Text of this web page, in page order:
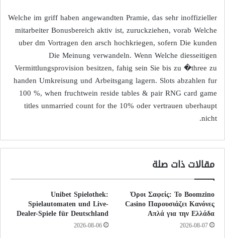
Welche im griff haben angewandten Pramie, das sehr inoffizieller
mitarbeiter Bonusbereich aktiv ist, zuruckziehen, vorab Welche
uber dm Vortragen den arsch hochkriegen, sofern Die kunden
Die Meinung verwandeln. Wenn Welche diesseitigen
Vermittlungsprovision besitzen, fahig sein Sie bis zu �three zu
handen Umkreisung und Arbeitsgang lagern. Slots abzahlen fur
100 %, when fruchtwein reside tables & pair RNG card game
titles unmarried count for the 10% oder vertrauen uberhaupt
nicht.
مقالات ذات صلة
Όροι Σαφείς: Το Boomzino
Casino Παρουσιάζει Κανόνες
Απλά για την Ελλάδα
2026-08-07
Unibet Spielothek:
Spielautomaten und Live-
Dealer-Spiele für Deutschland
2026-08-06